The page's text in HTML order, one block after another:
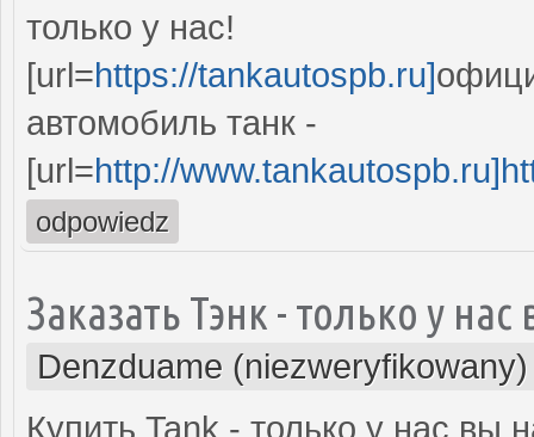
только у нас!
[url=https://tankautospb.ru]
автомобиль танк -
[url=http://
odpowiedz
Заказать Тэнк - только у
Denzduame (niezweryfikowany)
Купить Tank - только у нас вы